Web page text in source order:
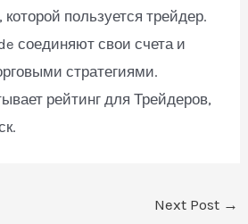
пользуется трейдер.
соединяют свои счета и
стратегиями.
рейтинг для Трейдеров,
Next Post →